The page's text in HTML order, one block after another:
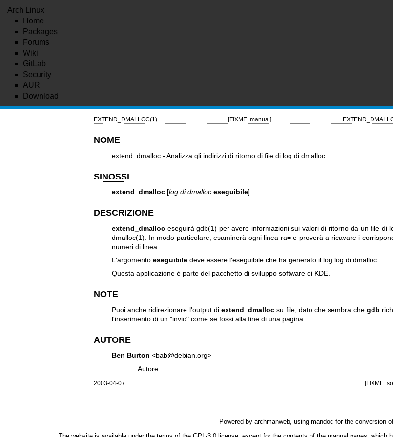
Arch Linux
Home
Packages
Forums
Wiki
GitLab
Security
AUR
Download
EXTEND_DMALLOC(1) [FIXME: manual]
NOME
extend_dmalloc - Analizza gli indirizzi di ritorno di file di log di dmalloc.
SINOSSI
extend_dmalloc[log di dmalloc eseguibile]
DESCRIZIONE
extend_dmalloceseguiràgdb(1) per avere informazioni sui valori di ritorno da un file di
dmalloc(1) . In modo particolare, esaminerà ogni linea ra= e proverà a ricavare i
numeri di linea
L'argomento eseguibiledeve essere l'eseguibile che ha generato il log log di dmalloc.
Questa applicazione è parte del pacchetto di sviluppo software di KDE.
NOTE
Puoi anche ridirezionare l'output diextend_dmalloc su file, dato che sembra che gdb
l'inserimento di un "invio" come se fossi alla fine di una pagina.
AUTORE
Ben Burton <bab@debian.org>
Autore.
2003-04-07 [FIXME:
Powered by archmanweb , using mandoc for the conversion